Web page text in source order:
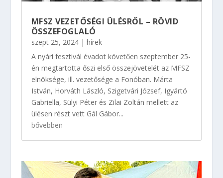
MFSZ VEZETŐSÉGI ÜLÉSRŐL – RÖVID
ÖSSZEFOGLALÓ
szept 25, 2024| hírek
A nyári fesztivál évadot követően szeptember 25-
én megtartotta őszi első összejövetelét az MFSZ
elnöksége, ill. vezetősége a Fonóban. Márta
István, Horváth László, Szigetvári József, Igyártó
Gabriella, Sülyi Péter és Zilai Zoltán mellett az
ülésen részt vett Gál Gábor...
bővebben